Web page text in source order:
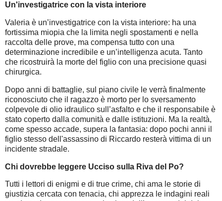
Un'investigatrice con la vista interiore
Valeria è un’investigatrice con la vista interiore: ha una
fortissima miopia che la limita negli spostamenti e nella
raccolta delle prove, ma compensa tutto con una
determinazione incredibile e un’intelligenza acuta. Tanto
che ricostruirà la morte del figlio con una precisione quasi
chirurgica.
Dopo anni di battaglie, sul piano civile le verrà finalmente
riconosciuto che il ragazzo è morto per lo sversamento
colpevole di olio idraulico sull’asfalto e che il responsabile è
stato coperto dalla comunità e dalle istituzioni. Ma la realtà,
come spesso accade, supera la fantasia: dopo pochi anni il
figlio stesso dell'assassino di Riccardo resterà vittima di un
incidente stradale.
Chi dovrebbe leggere Ucciso sulla Riva del Po?
Tutti i lettori di enigmi e di true crime, chi ama le storie di
giustizia cercata con tenacia, chi apprezza le indagini reali